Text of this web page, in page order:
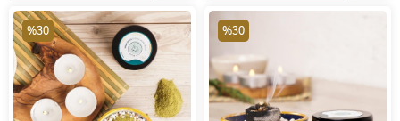
%30 %30